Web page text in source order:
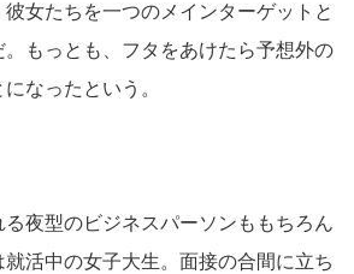
女たちを一つのメインターゲットと
。もっとも、フタをあけたら予想外の
なったという。
る夜型のビジネスパーソンももちろん
活中の女子大生。面接の合間に立ち